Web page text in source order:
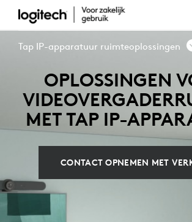
MET
IP-
APPARATUUR
Tap IP-apparatuur ruimteoplossingen
OPLOSSINGEN
MET TAP IP-
CONTACT OPNEMEN MET